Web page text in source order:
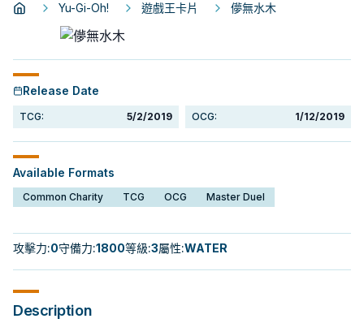
Yu-Gi-Oh! 遊戲王卡片 儚無水木
Release Date
TCG: 5/2/2019 OCG: 1/12/2019
Available Formats
Common Charity TCG OCG Master Duel
攻擊力:0守備力:1800等級:3屬性:WATER
Description